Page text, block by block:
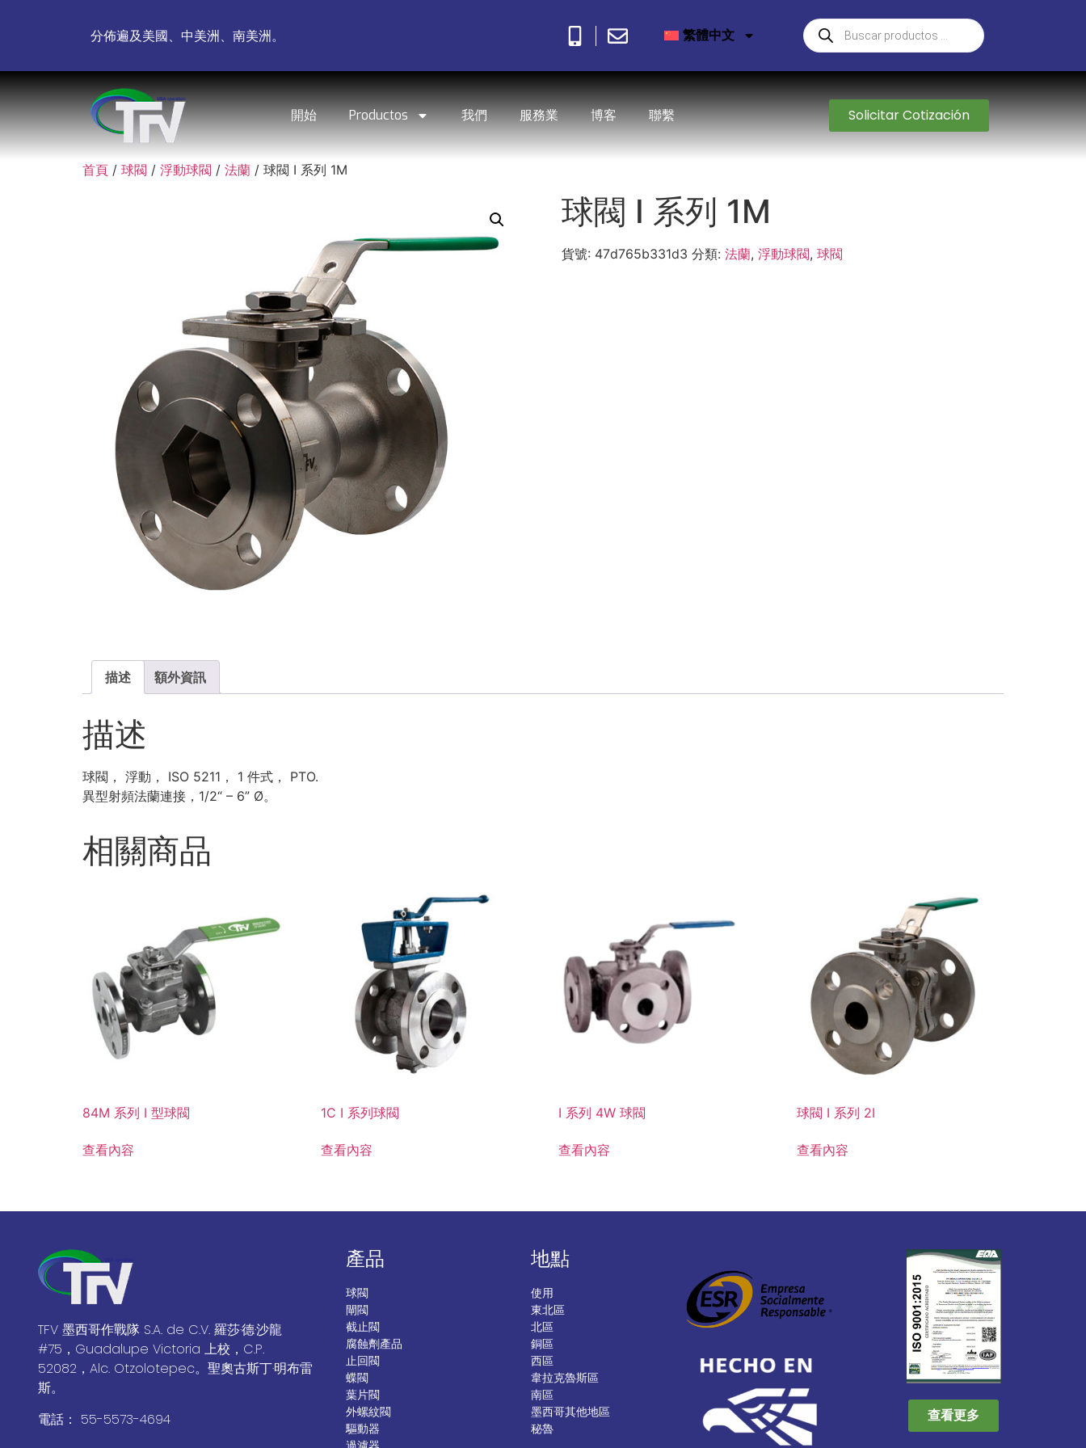
分佈遍及美國、中美洲、南美洲。 繁體中文
開始 Productos 我們 服務業 博客 聯繫 Solicitar Cotización
首頁 / 球閥 / 浮動球閥 / 法蘭 / 球閥 I 系列 1M
球閥 I 系列 1M
貨號: 47d765b331d3 分類: 法蘭, 浮動球閥, 球閥
描述 額外資訊
描述
球閥， 浮動， ISO 5211， 1 件式， PTO.
異型射頻法蘭連接，1/2“ – 6” Ø。
相關商品
84M 系列 I 型球閥
查看內容
1C I 系列球閥
查看內容
I 系列 4W 球閥
查看內容
球閥 I 系列 2I
查看內容
TFV 墨西哥作戰隊 S.A. de C.V. 羅莎·德·沙龍
#75，Guadalupe Victoria 上校，C.P.
52082，Alc. Otzolotepec。聖奧古斯丁·明布雷
斯。
電話： 55-5573-4694
產品
球閥
閘閥
截止閥
腐蝕劑產品
止回閥
蝶閥
葉片閥
外螺紋閥
驅動器
地點
使用
東北區
北區
銅區
西區
韋拉克魯斯區
南區
墨西哥其他地區
秘魯
查看更多